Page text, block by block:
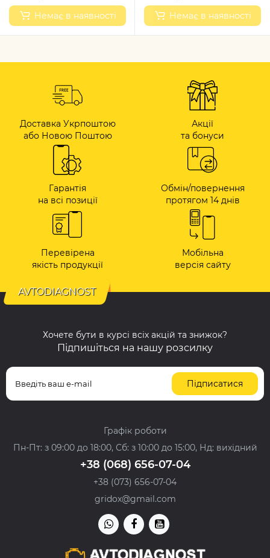
Немає в наявності Немає в наявності
Доставка Укрпоштою
або Новою Поштою
Акції
та бонуси
Гарантія
на всі позиції
Обмін/повернення
протягом 14 днів
Перевірена
якість продукції
Мобільна
версія сайту
AVTODIAGNOST
Хочете бути в курсі всіх акцій та знижок?
Підпишіться на нашу розсилку
Підписатися
Графік роботи
Пн-Пт: з 09:00 до 18:00, Сб: з 10:00 до 15:00, Нд: вихідний
+38 (068) 656-07-04
+38 (073) 656-07-04
gridox@gmail.com